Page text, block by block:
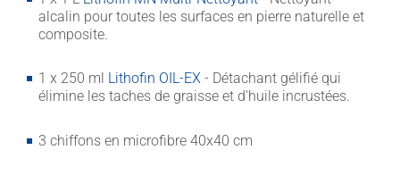
alcalin pour toutes les surfaces en pierre naturelle et
composite.
1 x 250 ml Lithofin OIL-EX- Détachant gélifié qui
élimine les taches de graisse et d'huile incrustées.
3 chiffons en microfibre 40x40 cm